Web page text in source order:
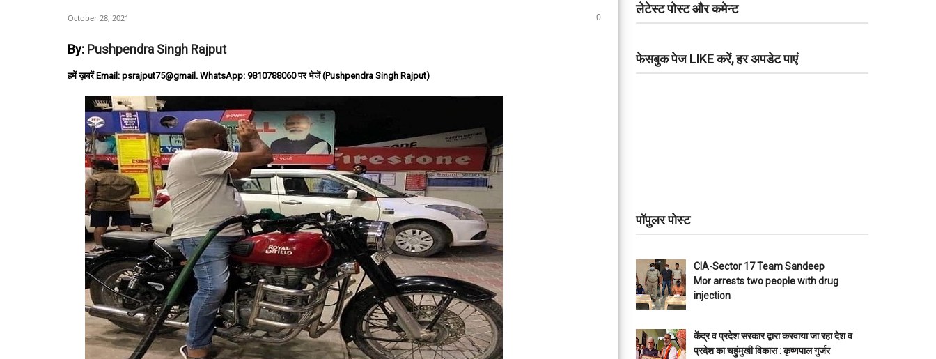
October 28, 2021 0
By: Pushpendra Singh Rajput
हमें ख़बरें Email: psrajput75@gmail. WhatsApp: 9810788060 पर भेजें (Pushpendra Singh Rajput)
लेटेस्ट पोस्ट और कमेन्ट
फेसबुक पेज LIKE करें, हर अपडेट पाएं
पॉपुलर पोस्ट
CIA-Sector 17 Team Sandeep
Mor arrests two people with drug
injection
केंद्र व प्रदेश सरकार द्वारा करवाया जा रहा देश व
प्रदेश का चहुंमुखी विकास : कृष्णपाल गुर्जर